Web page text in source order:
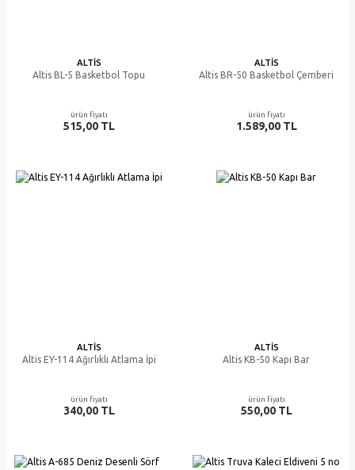
ALTIS
Altis BL-5 Basketbol Topu
ürün fiyatı
515,00 TL
ALTIS
Altis BR-50 Basketbol Çemberi
ürün fiyatı
1.589,00 TL
ALTIS
Altis EY-114 Ağırlıklı Atlama İpi
ürün fiyatı
340,00 TL
ALTIS
Altis KB-50 Kapı Bar
ürün fiyatı
550,00 TL